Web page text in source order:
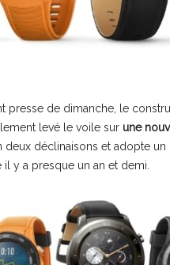
presse de dimanche, le
levé le voile sur une
deux déclinaisons et adopte
y a presque un an et demi.